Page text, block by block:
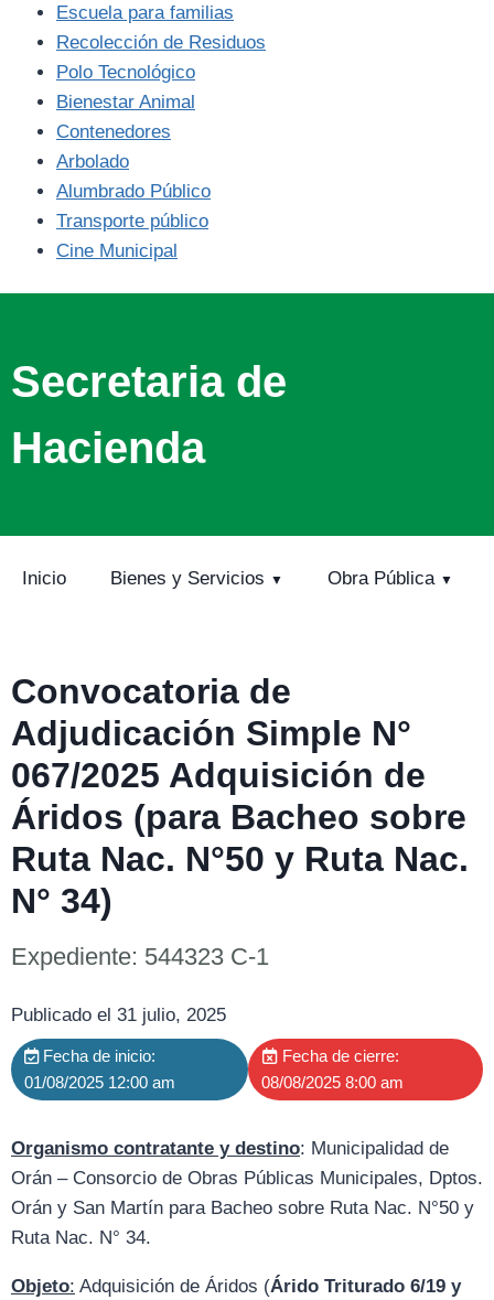
Escuela para familias
Recolección de Residuos
Polo Tecnológico
Bienestar Animal
Contenedores
Arbolado
Alumbrado Público
Transporte público
Cine Municipal
Secretaria de
Hacienda
Inicio Bienes y Servicios Obra Pública
Convocatoria de
Adjudicación Simple N°
067/2025 Adquisición de
Áridos (para Bacheo sobre
Ruta Nac. N°50 y Ruta Nac.
N° 34)
Expediente: 544323 C-1
Publicado el 31 julio, 2025
Fecha de inicio:
01/08/2025 12:00 am
Fecha de cierre:
08/08/2025 8:00 am
Organismo contratante y destino: Municipalidad de
Orán – Consorcio de Obras Públicas Municipales, Dptos.
Orán y San Martín para Bacheo sobre Ruta Nac. N°50 y
Ruta Nac. N° 34.
Objeto: Adquisición de Áridos (Árido Triturado 6/19 y